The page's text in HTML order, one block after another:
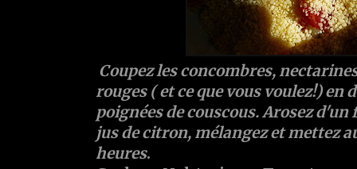
Coupez les concombres,
rouges ( et ce que vous voulez!) en
poignées de couscous. Arosez
jus de citron, mélangez et mettez
heures.